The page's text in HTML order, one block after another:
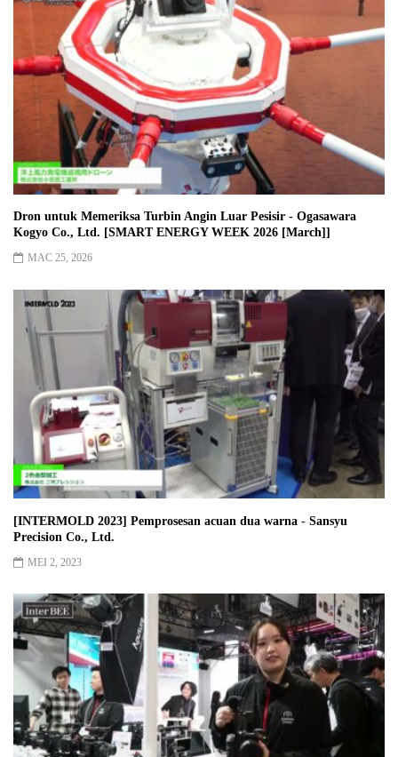
Dron untuk Memeriksa Turbin Angin Luar Pesisir - Ogasawara
Kogyo Co., Ltd. [SMART ENERGY WEEK 2026 [March]]
MAC 25, 2026
[INTERMOLD 2023] Pemprosesan acuan dua warna - Sansyu
Precision Co., Ltd.
MEI 2, 2023